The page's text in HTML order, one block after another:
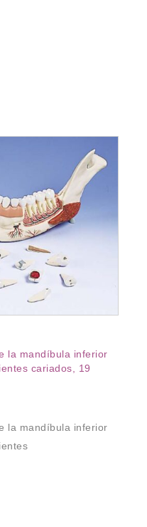
la mandíbula inferior
cariados, 19
la mandíbula inferior